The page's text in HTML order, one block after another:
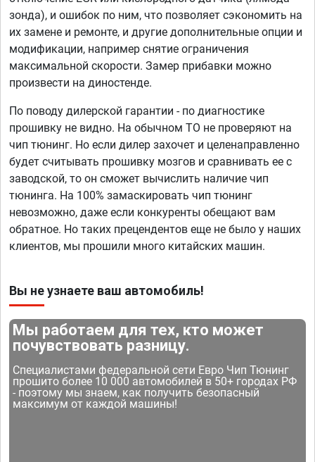
зонда), и ошибок по ним, что позволяет сэкономить на
их замене и ремонте, и другие дополнительные опции и
модификации, например снятие ограничения
максимальной скорости. Замер прибавки можно
произвести на диностенде.
По поводу дилерской гарантии - по диагностике
прошивку не видно. На обычном ТО не проверяют на
чип тюнинг. Но если дилер захочет и целенаправленно
будет считывать прошивку мозгов и сравнивать ее с
заводской, то он сможет вычислить наличие чип
тюнинга. На 100% замаскировать чип тюнинг
невозможно, даже если конкуренты обещают вам
обратное. Но таких прецендентов еще не было у наших
клиентов, мы прошили много китайских машин.
Вы не узнаете ваш автомобиль!
Мы работаем для тех, кто может
почувствовать разницу.
Специалистами федеральной сети Евро Чип Тюнинг
прошито более 10 000 автомобилей в 50+ городах РФ
- поэтому мы знаем, как получить безопасный
максимум от каждой машины!